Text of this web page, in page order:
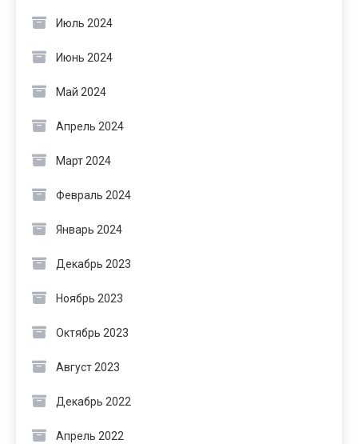
Июль 2024
Июнь 2024
Май 2024
Апрель 2024
Март 2024
Февраль 2024
Январь 2024
Декабрь 2023
Ноябрь 2023
Октябрь 2023
Август 2023
Декабрь 2022
Апрель 2022